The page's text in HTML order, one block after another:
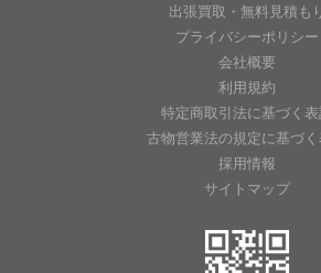
出張買取・無料見積も
プライバシーポリシー
会社概要
利用規約
特定商取引法に基づく
古物営業法の規定に基づ
採用情報
サイトマップ